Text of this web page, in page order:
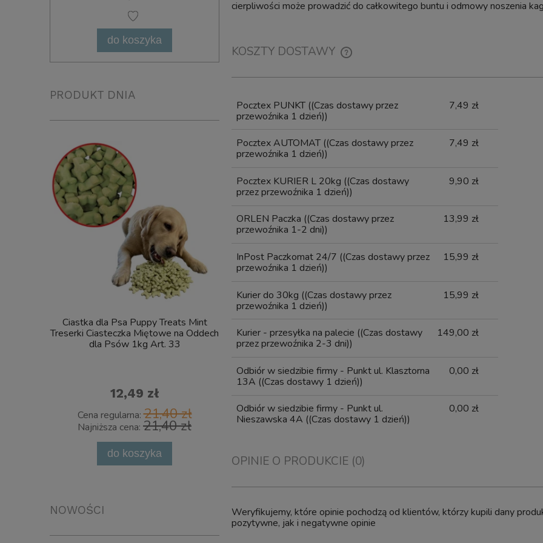
do koszyka
PRODUKT DNIA
Ciastka dla Psa Puppy Treats Mint
Treserki Ciasteczka Miętowe na Oddech
dla Psów 1kg Art. 33
12,49 zł
Cena regularna:21,40 zł
Najniższa cena: 21,40 zł
do koszyka
30cm
Cena regularna:17,10 zł
Najniższa cena:17,10 zł
powiadom o dostępności
Aquaforest Kh Buffer 5000g Balling
106,40 zł
NOWOŚCI
cierpliwości może prowadzić do całkowitego buntu i odmowy noszenia
KOSZTY DOSTAWY
Pocztex PUNKT ((Czas dostawy przez
przewoźnika 1 dzień))
7,49 zł
Pocztex AUTOMAT ((Czas dostawy przez
przewoźnika 1 dzień))
7,49 zł
Pocztex KURIER L 20kg ((Czas dostawy
przez przewoźnika 1 dzień))
9,90 zł
ORLEN Paczka ((Czas dostawy przez
przewoźnika 1-2 dni))
13,99 zł
InPost Paczkomat 24/7 ((Czas dostawy przez
przewoźnika 1 dzień))
15,99 zł
Kurier do 30kg ((Czas dostawy przez
przewoźnika 1 dzień))
15,99 zł
Kurier - przesyłka na palecie ((Czas dostawy
przez przewoźnika 2-3 dni))
149,00 zł
Odbiór w siedzibie firmy - Punkt ul. Klasztorna
13A ((Czas dostawy 1 dzień))
0,00 zł
Odbiór w siedzibie firmy - Punkt ul.
Nieszawska 4A ((Czas dostawy 1 dzień))
0,00 zł
OPINIE O PRODUKCIE (0)
Weryfikujemy, które opinie pochodzą od klientów, którzy kupili dany
pozytywne, jak i negatywne opinie